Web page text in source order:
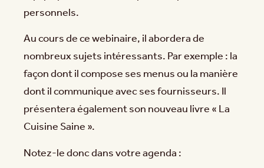
personnels.
Au cours de ce webinaire, il abordera de
nombreux sujets intéressants. Par exemple : la
façon dont il compose ses menus ou la manière
dont il communique avec ses fournisseurs. Il
présentera également son nouveau livre « La
Cuisine Saine ».
Notez-le donc dans votre agenda :